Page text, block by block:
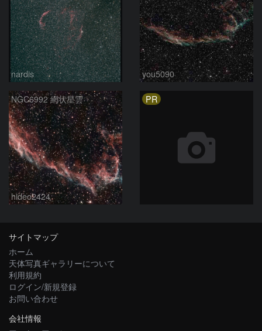
nardis you5090
NGC6992 網状星雲
hideo2424
PR
サイトマップ
ホーム
天体写真ギャラリーについて
利用規約
ログイン/新規登録
お問い合わせ
会社情報